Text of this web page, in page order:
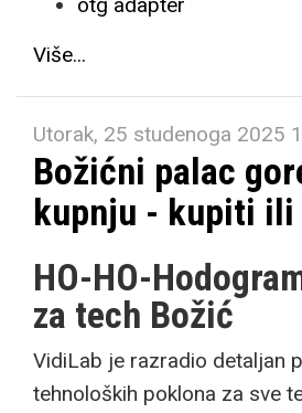
Više...
Utorak, 25 studenoga 2025
Božićni palac
kupnju - kupiti ili
HO-HO-
za tech Božić
VidiLab je razradio detaljan
tehnoloških poklona za sve